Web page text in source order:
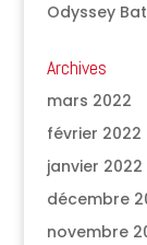
Odyssey
Archives
mars 2022
février 2022
janvier 2022
décembre
novembre